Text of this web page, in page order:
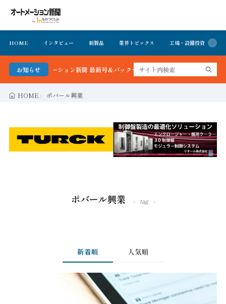
HOME インタビュー 新製品 業界トピックス 工場・設備投資
お知らせ
オートメーション新聞 最新号＆バックナンバーを無料で公開中 詳細はこちら
HOME ポバール興業
ポバール興業 tag
新着順 人気順